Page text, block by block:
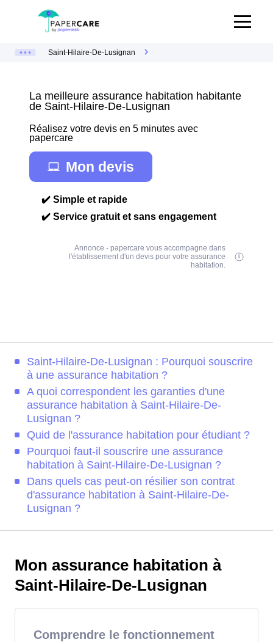
Saint-Hilaire-De-Lusignan
La meilleure assurance habitation habitante
de Saint-Hilaire-De-Lusignan
Réalisez votre devis en 5 minutes avec
papercare
Mon devis
✔️ Simple et rapide
✔️ Service gratuit et sans engagement
Annonce - papercare vous accompagne dans
l'établissement d'un devis pour votre assurance
habitation.
Saint-Hilaire-De-Lusignan : Pourquoi souscrire
à une assurance habitation ?
A quoi correspondent les garanties d'une
assurance habitation à Saint-Hilaire-De-
Lusignan ?
Quid de l'assurance habitation pour étudiant ?
Pourquoi faut-il souscrire une assurance
habitation à Saint-Hilaire-De-Lusignan ?
Dans quels cas peut-on résilier son contrat
d'assurance habitation à Saint-Hilaire-De-
Lusignan ?
Mon assurance habitation à
Saint-Hilaire-De-Lusignan
Comprendre le fonctionnement